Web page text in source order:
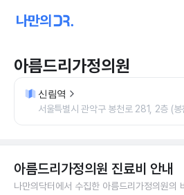
아름드리가정의원
신림역
서울특별시 관악구 봉천로 281, 2층 (봉
아름드리가정의원 진료비 안내
나만의닥터에서 수집한 아름드리가정의원의